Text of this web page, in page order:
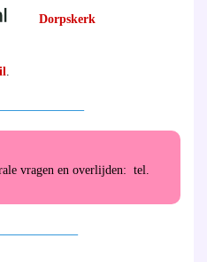
Dorpskerk
.
vragen en overlijden: tel.